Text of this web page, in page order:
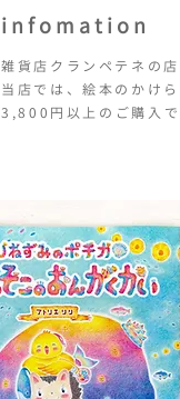
infomation
雑貨店クランペテネの
当店では、絵本のかけ
3,800円以上のご購入で